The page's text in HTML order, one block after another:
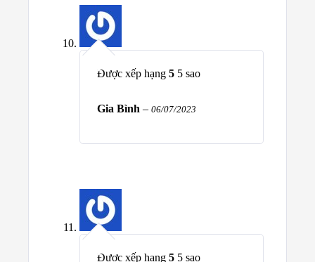
Được xếp hạng 5 5 sao
Gia Bình – 06/07/2023
Được xếp hạng 5 5 sao